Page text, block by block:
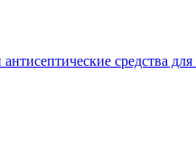
средства